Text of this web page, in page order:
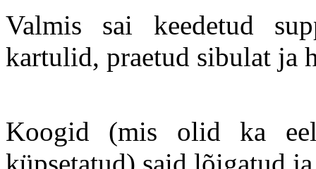
Valmis sai keedetud
kartulid, praetud sibulat ja
Koogid (mis olid ka